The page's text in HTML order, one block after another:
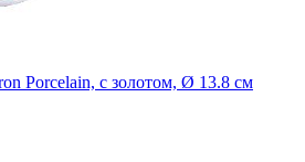
Porcelain, с золотом, Ø 13.8 см